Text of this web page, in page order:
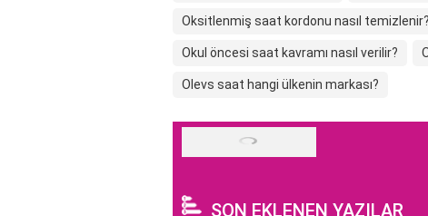
Oksitlenmiş saat kordonu nasıl temizlenir?
Okul öncesi saat kavramı nasıl verilir?
Olevs saat hangi ülkenin markası?
SON EKLENEN YAZILAR